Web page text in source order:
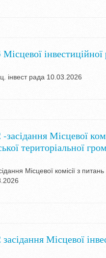
інвест рада 10.03.2026
Місцевої
територіальної
Місцевої комісії з питань
Місцевої